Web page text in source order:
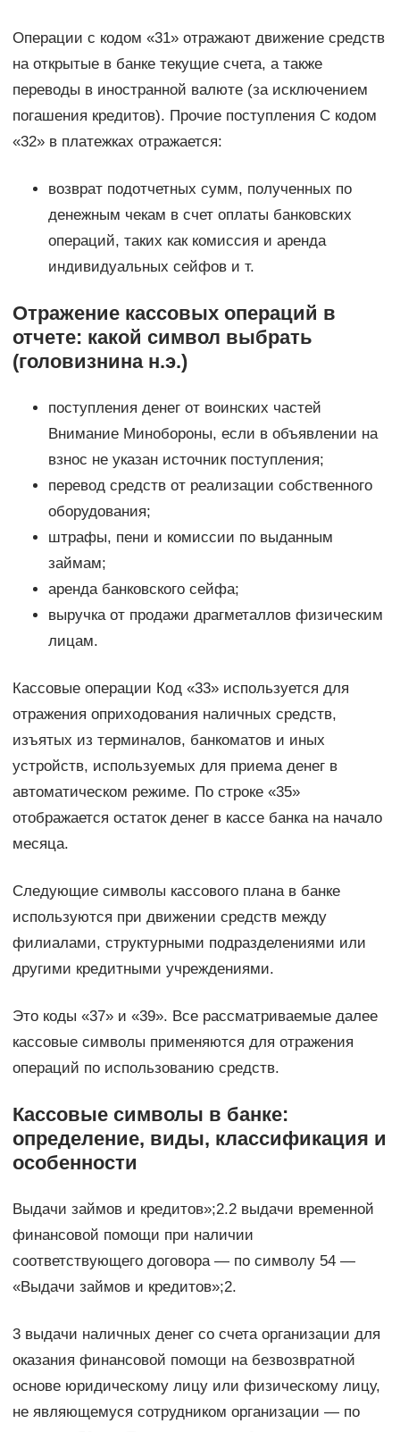
Операции с кодом «31» отражают движение средств
на открытые в банке текущие счета, а также
переводы в иностранной валюте (за исключением
погашения кредитов). Прочие поступления С кодом
«32» в платежках отражается:
возврат подотчетных сумм, полученных по
денежным чекам в счет оплаты банковских
операций, таких как комиссия и аренда
индивидуальных сейфов и т.
Отражение кассовых операций в
отчете: какой символ выбрать
(головизнина н.э.)
поступления денег от воинских частей
Внимание Минобороны, если в объявлении на
взнос не указан источник поступления;
перевод средств от реализации собственного
оборудования;
штрафы, пени и комиссии по выданным
займам;
аренда банковского сейфа;
выручка от продажи драгметаллов физическим
лицам.
Кассовые операции Код «33» используется для
отражения оприходования наличных средств,
изъятых из терминалов, банкоматов и иных
устройств, используемых для приема денег в
автоматическом режиме. По строке «35»
отображается остаток денег в кассе банка на начало
месяца.
Следующие символы кассового плана в банке
используются при движении средств между
филиалами, структурными подразделениями или
другими кредитными учреждениями.
Это коды «37» и «39». Все рассматриваемые далее
кассовые символы применяются для отражения
операций по использованию средств.
Кассовые символы в банке:
определение, виды, классификация и
особенности
Выдачи займов и кредитов»;2.2 выдачи временной
финансовой помощи при наличии
соответствующего договора — по символу 54 —
«Выдачи займов и кредитов»;2.
3 выдачи наличных денег со счета организации для
оказания финансовой помощи на безвозвратной
основе юридическому лицу или физическому лицу,
не являющемуся сотрудником организации — по